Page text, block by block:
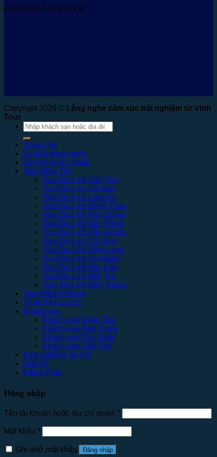
FANPAGE FACEBOOK
Copyright 2026 © Lắng nghe cảm xúc trải nghiệm từ Vinh
Tour
Tìm
kiếm:
Trang chủ
Du lịch trong nước
Du lịch nước ngoài
Tour Miền Tây
Tour Du Lịch Cần Thơ
Tour Du Lịch Cà Mau
Tour Du Lịch Long An
Tour Du Lịch Đồng Tháp
Tour Du Lịch Hậu Giang
Tour Du Lịch Sóc Trăng
Tour Du Lịch Tiền Giang
Tour Du Lịch Trà Vinh
Tour Du Lịch Vĩnh Long
Tour Du Lịch An Giang
Tour Du Lịch Bạc Liêu
Tour Du Lịch Bến Tre
Tour Du Lịch Kiên Giang
Tour Hành Hương
Thuê Xe Du Lịch
Khách sạn
Khách sạn Vũng Tàu
Khách sạn Nha Trang
Khách sạn Phú Quốc
Khách sạn Cần Thơ
Kinh nghiệm du lịch
Liên hệ
Đăng nhập
Đăng nhập
Tên tài khoản hoặc địa chỉ email *
Mật khẩu *
Ghi nhớ mật khẩu Đăng nhập